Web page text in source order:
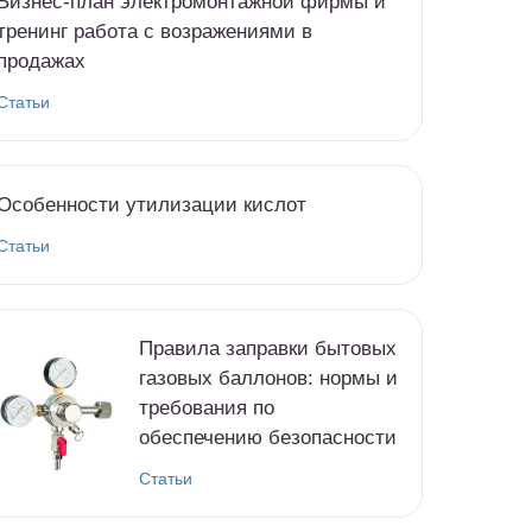
работа с возражениями в
утилизации кислот
Правила заправки бытовых
газовых баллонов: нормы и
требования по
обеспечению безопасности
Статьи